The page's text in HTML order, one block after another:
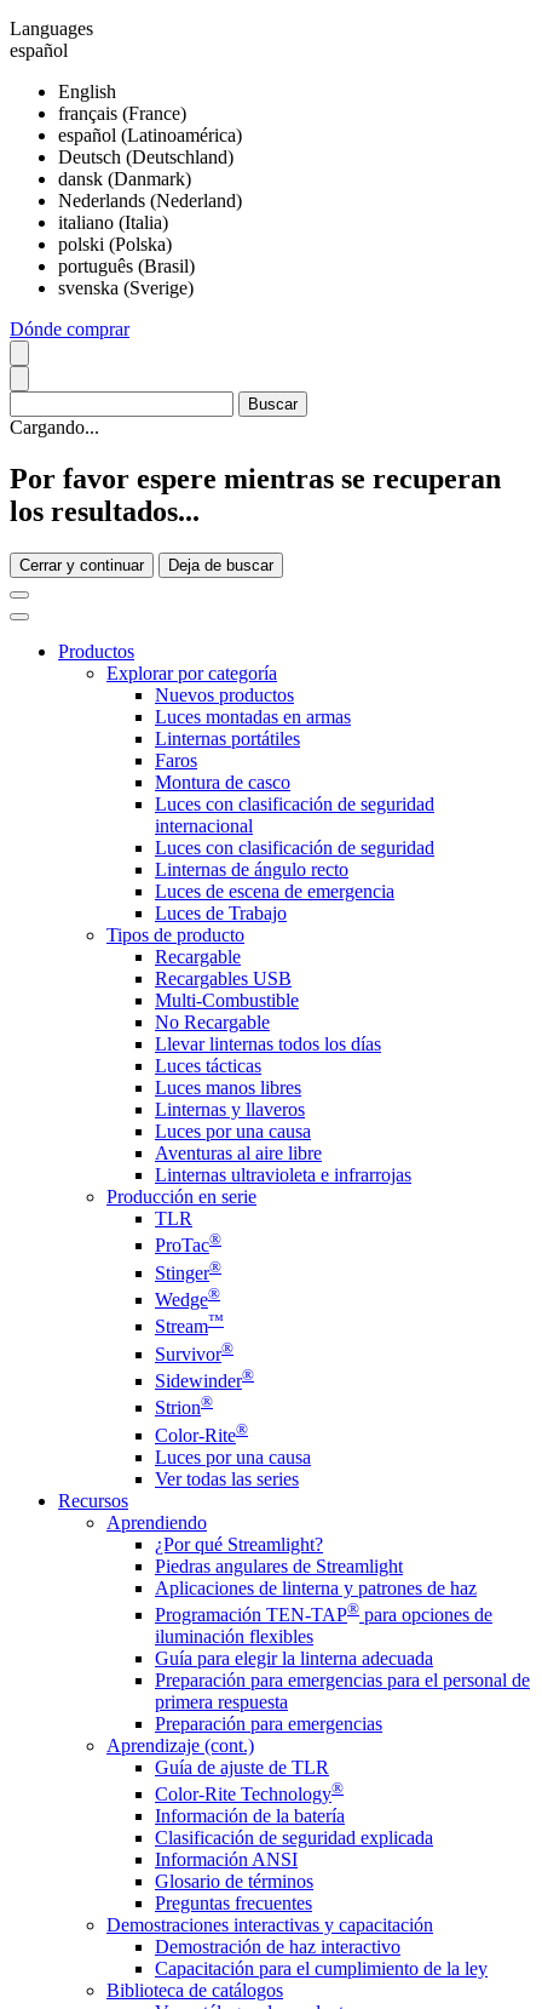
Languages
español
English
français (France)
español (Latinoamérica)
Deutsch (Deutschland)
dansk (Danmark)
Nederlands (Nederland)
italiano (Italia)
polski (Polska)
português (Brasil)
svenska (Sverige)
Dónde comprar
Cargando...
Por favor espere mientras se recuperan
los resultados...
Cerrar y continuar Deja de buscar
Productos
Explorar por categoría
Nuevos productos
Luces montadas en armas
Linternas portátiles
Faros
Montura de casco
Luces con clasificación de seguridad
internacional
Luces con clasificación de seguridad
Linternas de ángulo recto
Luces de escena de emergencia
Luces de Trabajo
Tipos de producto
Recargable
Recargables USB
Multi-Combustible
No Recargable
Llevar linternas todos los días
Luces tácticas
Luces manos libres
Linternas y llaveros
Luces por una causa
Aventuras al aire libre
Linternas ultravioleta e infrarrojas
Producción en serie
TLR
ProTac®
Stinger®
Wedge®
Stream™
Survivor®
Sidewinder®
Strion®
Color-Rite®
Luces por una causa
Ver todas las series
Recursos
Aprendiendo
¿Por qué Streamlight?
Piedras angulares de Streamlight
Aplicaciones de linterna y patrones de haz
Programación TEN-TAP® para opciones de
iluminación flexibles
Guía para elegir la linterna adecuada
Preparación para emergencias para el personal de
primera respuesta
Preparación para emergencias
Aprendizaje (cont.)
Guía de ajuste de TLR
Color-Rite Technology®
Información de la batería
Clasificación de seguridad explicada
Información ANSI
Glosario de términos
Preguntas frecuentes
Demostraciones interactivas y capacitación
Demostración de haz interactivo
Capacitación para el cumplimiento de la ley
Biblioteca de catálogos